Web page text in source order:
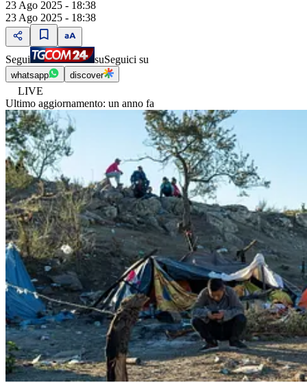
23 Ago 2025 - 18:38
23 Ago 2025 - 18:38
Segui suSeguici su
whatsapp discover
LIVE
Ultimo aggiornamento: un anno fa